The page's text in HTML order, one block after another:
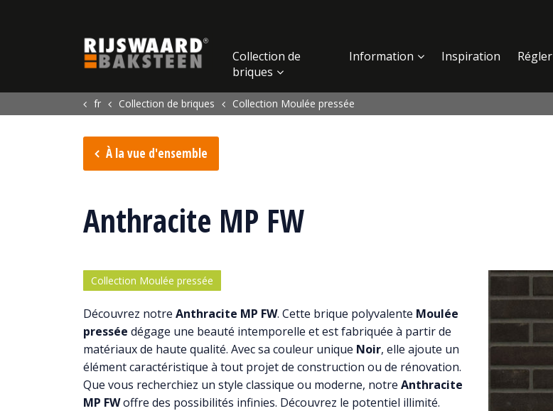
Collection de
briques
Information Inspiration Régler
fr Collection de briques Collection Moulée pressée
À la vue d'ensemble
Anthracite MP FW
Collection Moulée pressée
Découvrez notre Anthracite MP FW. Cette brique polyvalente Moulée
pressée dégage une beauté intemporelle et est fabriquée à partir de
matériaux de haute qualité. Avec sa couleur unique Noir, elle ajoute un
élément caractéristique à tout projet de construction ou de rénovation.
Que vous recherchiez un style classique ou moderne, notre Anthracite
MP FWoffre des possibilités infinies. Découvrez le potentiel illimité.